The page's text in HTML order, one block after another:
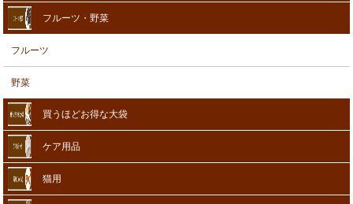
フルーツ・野菜
フルーツ
野菜
買うほどお得な大袋
ケア用品
猫用